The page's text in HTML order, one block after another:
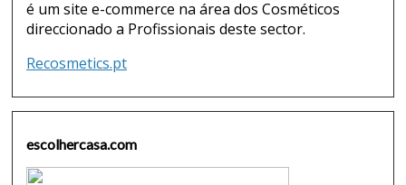
é um site e-commerce na área dos Cosméticos
direccionado a Profissionais deste sector.
Recosmetics.pt
escolhercasa.com